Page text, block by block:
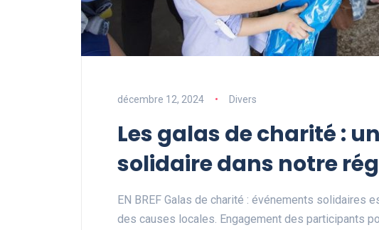
décembre 12, 2024 Divers
Les galas de charité :
solidaire dans notre
EN BREF Galas de charité : événements solidaires
des causes locales. Engagement des participants